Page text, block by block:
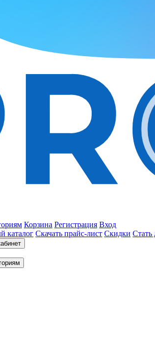
Корзина Регистрация Вход
каталог Скачать прайс-лист Скидки Стать